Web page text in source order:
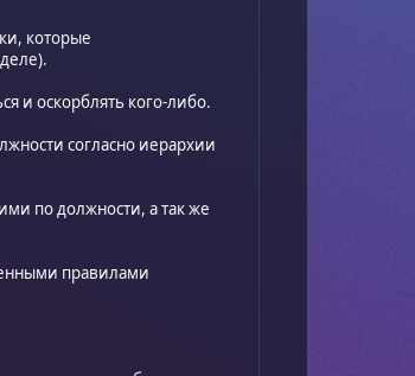
которые
и оскорблять кого-либо.
согласно иерархии
по должности, а так же
правилами